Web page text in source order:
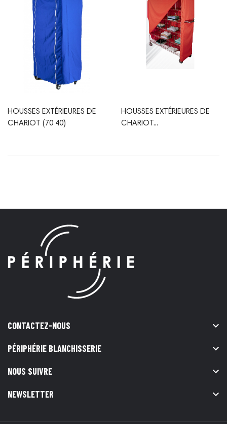
HOUSSES EXTÉRIEURES DE
CHARIOT (70 40)
HOUSSES EXTÉRIEURES DE
CHARIOT...
CONTACTEZ-NOUS 
PÉRIPHÉRIE BLANCHISSERIE 
NOUS SUIVRE 
NEWSLETTER 